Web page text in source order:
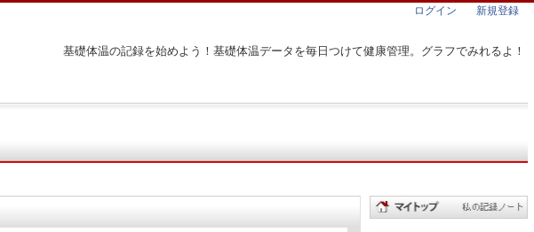
基礎体温の記録を始めよう！基礎体温データを毎日つけて健康管理。グラフでみれるよ！
ログイン 新規登録